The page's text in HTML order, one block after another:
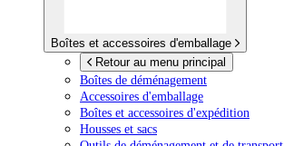
Boîtes et accessoires d'emballage
Retour au menu principal
Boîtes de déménagement
Accessoires d'emballage
Boîtes et accessoires d'expédition
Housses et sacs